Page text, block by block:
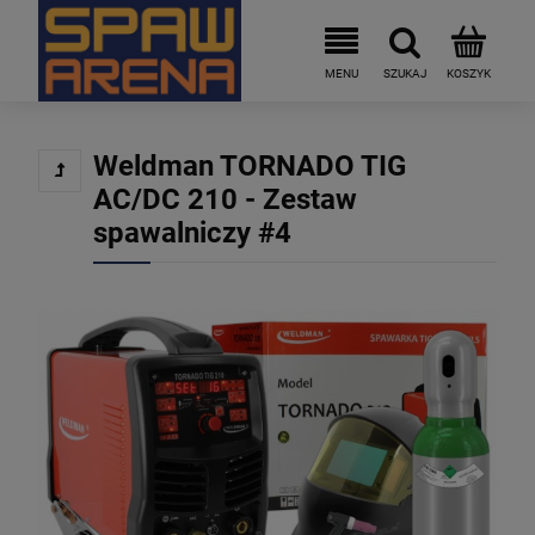
Weldman TORNADO TIG
AC/DC 210 - Zestaw
spawalniczy #4